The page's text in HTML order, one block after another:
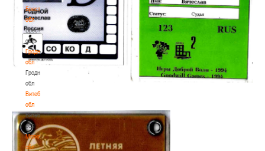
Брестская
обл
Брестская
обл
Гродненская
обл
Гродненская
обл
Витебская
обл
Витебская
обл
Могилевская
обл